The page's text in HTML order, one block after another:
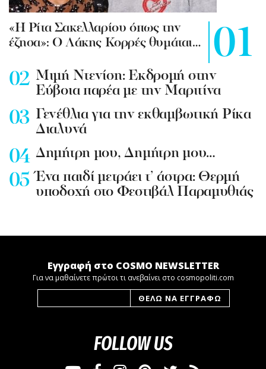
«Η Ρίτα Σακελλαρίου όπως την
έζησα»: Ο Λάκης Κορρές θυμάται…
Mιμή Ντενίση: Εκδρομή στην
Εύβοια παρέα με την Μαριτίνα
Γενέθλια για την εκθαμβωτική Ρίκα
Διαλυνά
Δημήτρη μου, Δημήτρη μου…
Ένα παιδί μετράει τ’ άστρα: Θερμή
υποδοχή στο Φεστιβάλ Παραμυθιάς
Εγγραφή στο COSMO NEWSLETTER
Για να μαθαίνετε πρώτοι τι ανεβαίνει στο cosmopoliti.com
FOLLOW US